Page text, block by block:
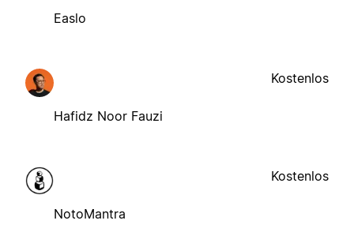
Easlo
Hafidz Noor Fauzi
Kostenlos
NotoMantra
Kostenlos